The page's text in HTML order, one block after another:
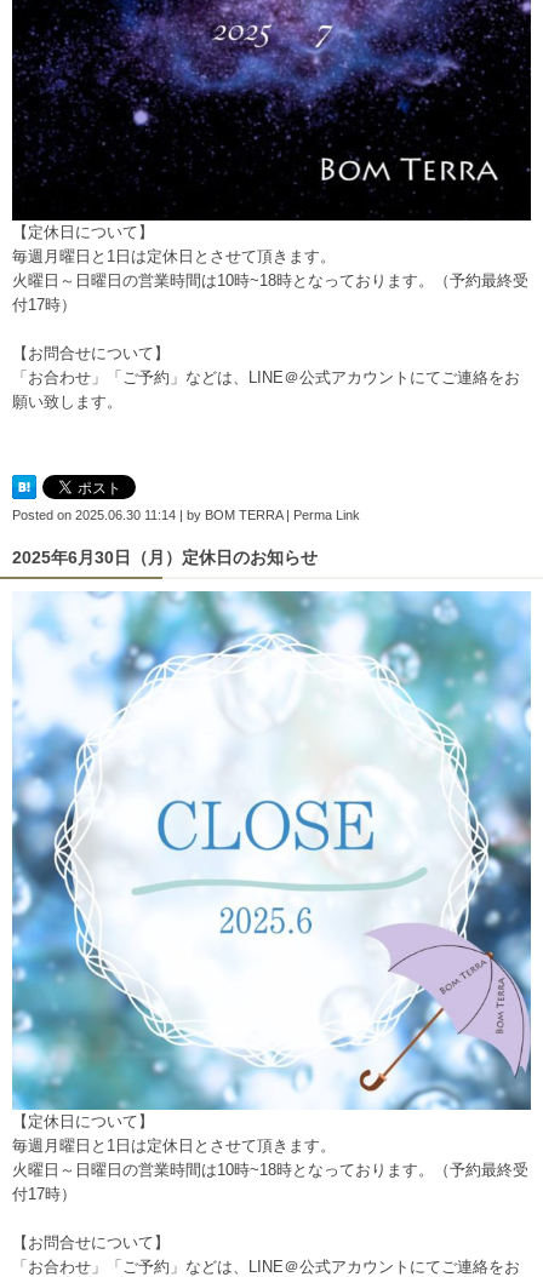
【定休日について】
毎週月曜日と1日は定休日とさせて頂きます。
火曜日～日曜日の営業時間は10時~18時となっております。（予約最終受
付17時）
【お問合せについて】
「お合わせ」「ご予約」などは、 LINE＠公式アカウント にてご連絡をお
願い致します。
Posted on 2025.06.30 11:14 | by BOM TERRA| Perma Link
2025年6月30日（月）定休日のお知らせ
【定休日について】
毎週月曜日と1日は定休日とさせて頂きます。
火曜日～日曜日の営業時間は10時~18時となっております。（予約最終受
付17時）
【お問合せについて】
「お合わせ」「ご予約」などは、 LINE＠公式アカウント にてご連絡をお